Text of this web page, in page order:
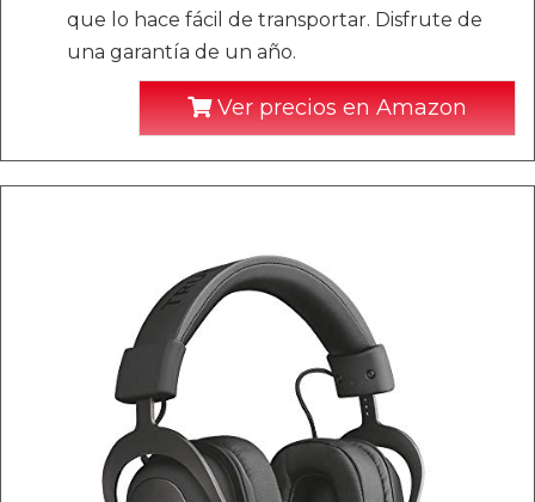
que lo hace fácil de transportar. Disfrute de
una garantía de un año.
Ver precios en Amazon